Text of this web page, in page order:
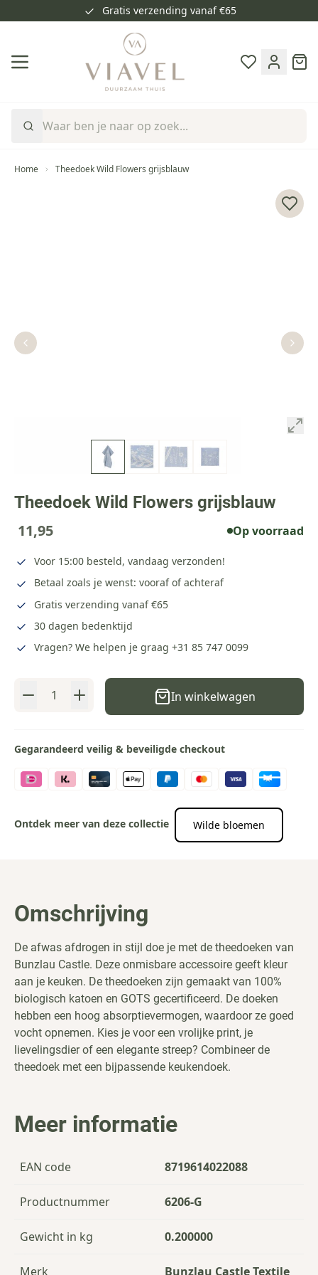
Gratis verzending vanaf €65
Cart
Home Theedoek Wild Flowers grijsblauw
Theedoek Wild Flowers grijsblauw
11,95 Op voorraad
Voor 15:00 besteld, vandaag verzonden!
Betaal zoals je wenst: vooraf of achteraf
Gratis verzending vanaf €65
30 dagen bedenktijd
Vragen? We helpen je graag +31 85 747 0099
Aantal In winkelwagen
Gegarandeerd veilig & beveiligde checkout
Ontdek meer van deze collectie Wilde bloemen
Omschrijving
De afwas afdrogen in stijl doe je met de theedoeken van
Bunzlau Castle. Deze onmisbare accessoire geeft kleur
aan je keuken. De theedoeken zijn gemaakt van 100%
biologisch katoen en GOTS gecertificeerd. De doeken
hebben een hoog absorptievermogen, waardoor ze goed
vocht opnemen. Kies je voor een vrolijke print, je
lievelingsdier of een elegante streep? Combineer de
theedoek met een bijpassende keukendoek.
Meer informatie
EAN code 8719614022088
Productnummer 6206-G
Gewicht in kg 0.200000
Merk Bunzlau Castle Textile